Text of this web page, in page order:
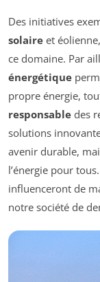
Des initiatives
solaire et
ce domaine. Par
énergétique
propre énergie,
responsable des
solutions
avenir durable,
l’énergie pour
influenceront de
notre société de